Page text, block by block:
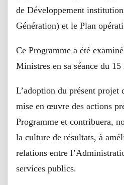
de Développement
Génération) et le Plan
Ce Programme a été
Ministres en sa séance du 15
L’adoption du présent projet
mise en œuvre des actions
Programme et contribuera,
la culture de résultats, à
relations entre
services publics.